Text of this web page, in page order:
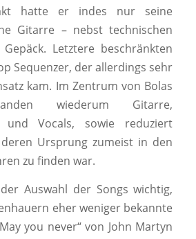
hatte er indes nur seine
Gitarre – nebst technischen
Letztere beschränkten
Sequenzer, der allerdings sehr
kam. Im Zentrum von Bolas
wiederum Gitarre,
und Vocals, sowie reduziert
deren Ursprung zumeist in den
zu finden war.
Auswahl der Songs wichtig,
eher weniger bekannte
you never“ von John Martyn